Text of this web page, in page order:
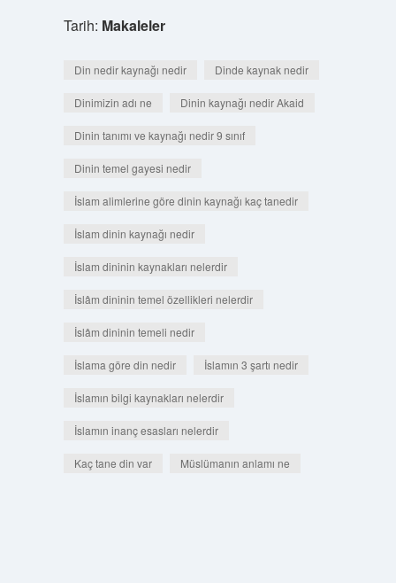
Tarih: Makaleler
Din nedir kaynağı nedir Dinde kaynak nedir
Dinimizin adı ne Dinin kaynağı nedir Akaid
Dinin tanımı ve kaynağı nedir 9 sınıf
Dinin temel gayesi nedir
İslam alimlerine göre dinin kaynağı kaç tanedir
İslam dinin kaynağı nedir
İslam dininin kaynakları nelerdir
İslâm dininin temel özellikleri nelerdir
İslâm dininin temeli nedir
İslama göre din nedir İslamın 3 şartı nedir
İslamın bilgi kaynakları nelerdir
İslamın inanç esasları nelerdir
Kaç tane din var Müslümanın anlamı ne